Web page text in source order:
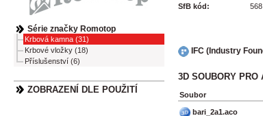
Série značky Romotop
Krbová kamna (31)
Krbové vložky (18)
Příslušenství (6)
ZOBRAZENÍ DLE POUŽITÍ
SfB kód:
568
IFC (Industry
3D SOUBORY PRO
Soubor
bari_2a1.aco